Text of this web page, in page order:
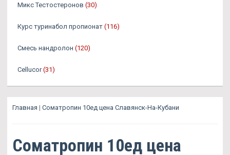
Микс Тестостеронов (30)
Курс туринабол пропионат (116)
Смесь нандролон (120)
Cellucor (31)
Главная | Cоматропин 10ед цена Славянск-На-Кубани
Cоматропин 10ед цена